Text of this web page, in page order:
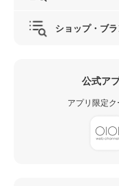
ショップ・ブ
公式ア
アプリ限定